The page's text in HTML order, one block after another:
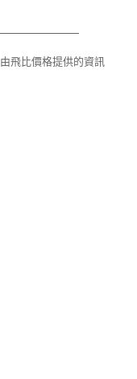
由飛比價格提供的資訊